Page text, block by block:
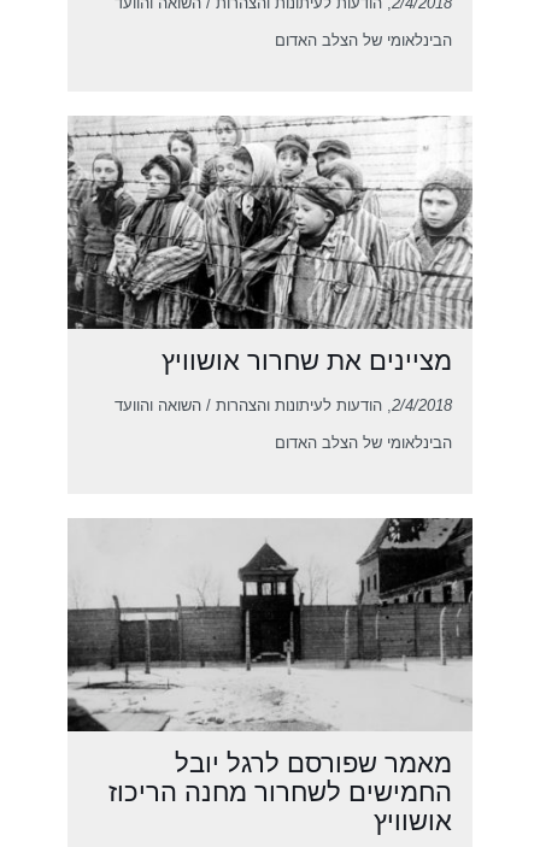
הבינלאומי של הצלב האדום
מציינים את שחרור אושוויץ
2/4/2018, הודעות לעיתונות והצהרות / השואה והוועד
הבינלאומי של הצלב האדום
מאמר שפורסם לרגל יובל
החמישים לשחרור מחנה הריכוז
אושוויץ